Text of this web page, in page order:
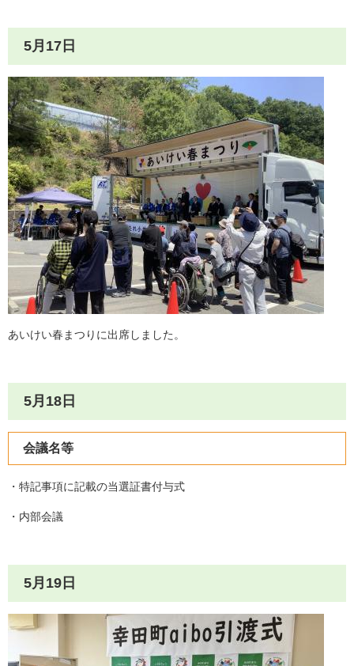
5月17日
あいけい春まつりに出席しました。
5月18日
会議名等
・特記事項に記載の当選証書付与式
・内部会議
5月19日